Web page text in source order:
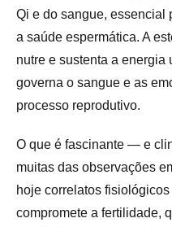
Qi e do sangue, essencial
a saúde espermática. A
nutre e sustenta a energia
governa o sangue e as
processo reprodutivo.
O que é fascinante — e
muitas das observações
hoje correlatos
compromete a fertilidade,